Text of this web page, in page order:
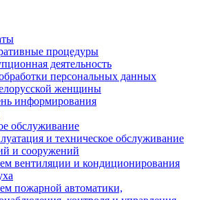
процедуры
деятельность
персональных данных
женщины
информирования
обслуживание
и техническое обслуживание
и сооружений
вентиляции и кондиционирования
пожарной автоматики,